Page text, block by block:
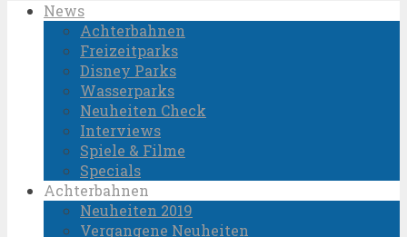
News
Achterbahnen
Freizeitparks
Disney Parks
Wasserparks
Neuheiten Check
Interviews
Spiele & Filme
Specials
Achterbahnen
Neuheiten 2019
Vergangene Neuheiten